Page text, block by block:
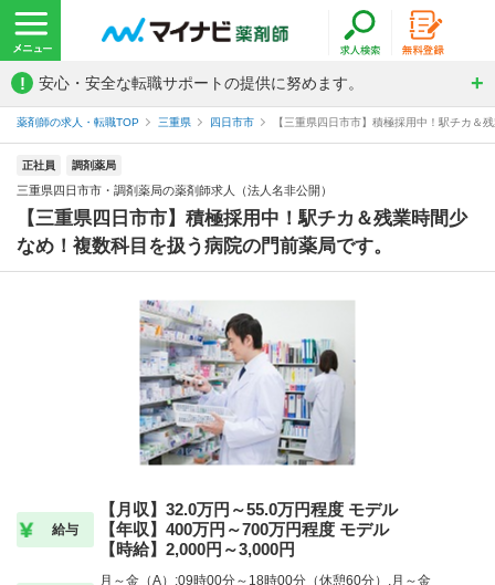
! 安心・安全な転職サポートの提供に努めます。
薬剤師の求人・転職TOP 三重県 四日市市 【三重県四日市市】積極採用中！駅チカ＆
正社員 調剤薬局
三重県四日市市・調剤薬局の薬剤師求人（法人名非公開）
【三重県四日市市】積極採用中！駅チカ＆残業時間少
なめ！複数科目を扱う病院の門前薬局です。
給与
【月収】32.0万円～55.0万円程度 モデル
【年収】400万円～700万円程度 モデル
【時給】2,000円～3,000円
月～金（A）:09時00分～18時00分（休憩60分）,月～金